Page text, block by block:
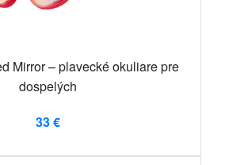
Mirror ​​– plavecké okuliare pre
dospelých
33 €